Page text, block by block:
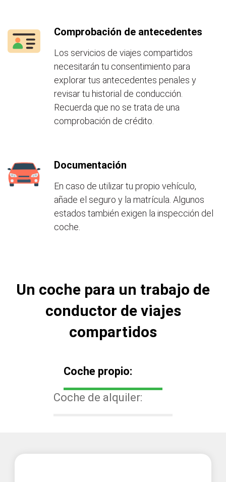
Comprobación de antecedentes
Los servicios de viajes compartidos
necesitarán tu consentimiento para
explorar tus antecedentes penales y
revisar tu historial de conducción.
Recuerda que no se trata de una
comprobación de crédito.
Documentación
En caso de utilizar tu propio vehículo,
añade el seguro y la matrícula. Algunos
estados también exigen la inspección del
coche.
Un coche para un trabajo de
conductor de viajes
compartidos
Coche propio:
Coche de alquiler: